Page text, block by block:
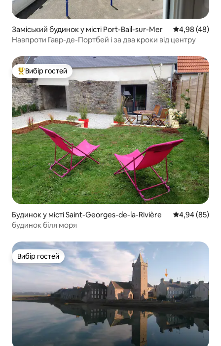
Заміський будинок у місті Port-Bail-sur-Mer Середня
4,98 (48)
Навпроти Гавр-де-Портбей і за два кроки від центру
Топ вибір гостей
Вибір гостей
Будинок у місті Saint-Georges-de-la-Rivière Середня
4,94 (85)
будинок біля моря
Вибір гостей
Вибір гостей